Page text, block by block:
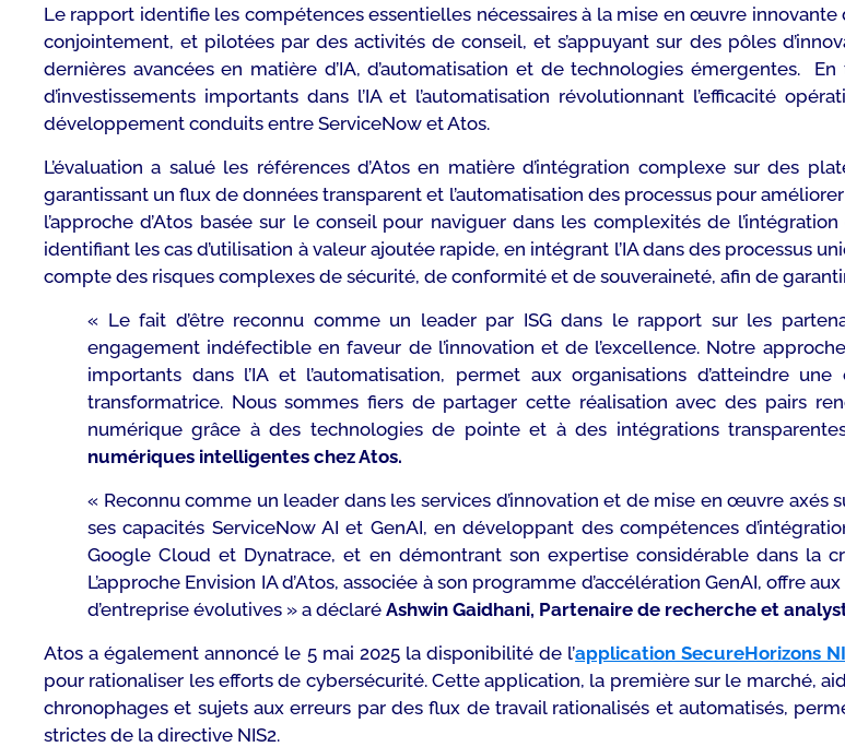
Le rapport identifie les compétences essentielles nécessaires à la mise en œuvre
conjointement, et pilotées par des activités de conseil, et s’appuyant sur des pôles
dernières avancées en matière d’IA, d’automatisation et de technologies émergentes.
d’investissements importants dans l’IA et l’automatisation révolutionnant l’efficacité
développement conduits entre ServiceNow et Atos.
L’évaluation a salué les références d’Atos en matière d’intégration complexe sur des
garantissant un flux de données transparent et l’automatisation des processus pour
l’approche d’Atos basée sur le conseil pour naviguer dans les complexités de
identifiant les cas d’utilisation à valeur ajoutée rapide, en intégrant l’IA dans des processus
compte des risques complexes de sécurité, de conformité et de souveraineté, afin de
« Le fait d’être reconnu comme un leader par ISG dans le rapport sur les
engagement indéfectible en faveur de l’innovation et de l’excellence. Notre
importants dans l’IA et l’automatisation, permet aux organisations d’atteindre
transformatrice. Nous sommes fiers de partager cette réalisation avec des pairs
numérique grâce à des technologies de pointe et à des intégrations
numériques intelligentes chez Atos.
« Reconnu comme un leader dans les services d’innovation et de mise en œuvre axés
ses capacités ServiceNow AI et GenAI, en développant des compétences
Google Cloud et Dynatrace, et en démontrant son expertise considérable dans la
L’approche Envision IA d’Atos, associée à son programme d’accélération GenAI, offre
d’entreprise évolutives » a déclaré Ashwin Gaidhani, Partenaire de recherche et
Atos a également annoncé le 5 mai 2025 la disponibilité de l’application SecureHorizons
pour rationaliser les efforts de cybersécurité. Cette application, la première sur le marché,
chronophages et sujets aux erreurs par des flux de travail rationalisés et automatisés,
strictes de la directive NIS2.